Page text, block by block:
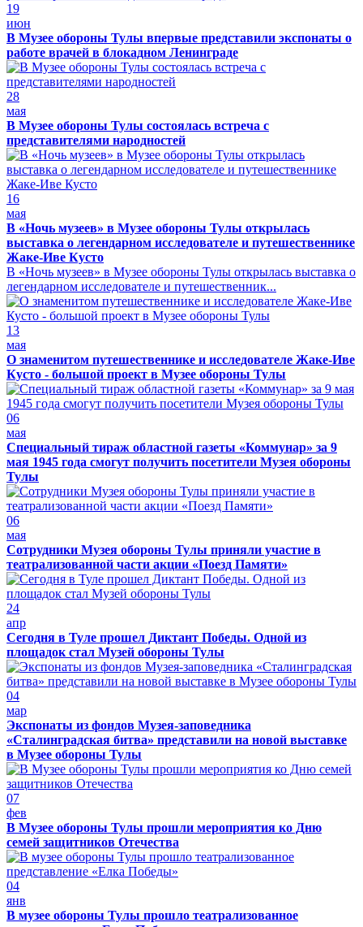
19
июн
В Музее обороны Тулы впервые представили экспонаты о
работе врачей в блокадном Ленинграде
28
мая
В Музее обороны Тулы состоялась встреча с
представителями народностей
16
мая
В «Ночь музеев» в Музее обороны Тулы открылась
выставка о легендарном исследователе и путешественнике
Жаке-Иве Кусто
В «Ночь музеев» в Музее обороны Тулы открылась выставка о
легендарном исследователе и путешественник...
13
мая
О знаменитом путешественнике и исследователе Жаке-Иве
Кусто - большой проект в Музее обороны Тулы
06
мая
Специальный тираж областной газеты «Коммунар» за 9
мая 1945 года смогут получить посетители Музея обороны
Тулы
06
мая
Сотрудники Музея обороны Тулы приняли участие в
театрализованной части акции «Поезд Памяти»
24
апр
Сегодня в Туле прошел Диктант Победы. Одной из
площадок стал Музей обороны Тулы
04
мар
Экспонаты из фондов Музея-заповедника
«Сталинградская битва» представили на новой выставке
в Музее обороны Тулы
07
фев
В Музее обороны Тулы прошли мероприятия ко Дню
семей защитников Отечества
04
янв
В музее обороны Тулы прошло театрализованное